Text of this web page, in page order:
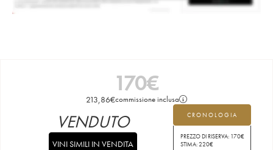
170€
213,86€commissione inclusa
CRONOLOGIA
PREZZO DI RISERVA: 170€
STIMA:220€
VENDUTO
VINI SIMILI IN VENDITA